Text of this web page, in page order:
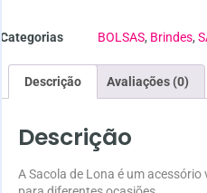
Categorias BOLSAS, Brindes,
Descrição Avaliações (0)
Descrição
A Sacola de Lona é um